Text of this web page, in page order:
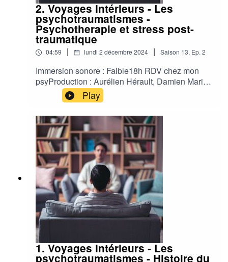
2. Voyages Intérieurs - Les
psychotraumatismes -
Psychotherapie et stress post-
traumatique
04:59 | lundi 2 décembre 2024 | Saison 13, Ep. 2
Immersion sonore : Faible18h RDV chez mon
psyProduction : Aurélien Hérault, Damien Maric,
Jean François TinardChargée de production :
Agathe LedeinAuteur : Danaë Holler et Solène
EkizianComédien : Benoit AllemaneStudio :
Contrechamp Studio Habillage Sonore :
Contrechamp Studio
Play
1. Voyages Intérieurs - Les
psychotraumatismes - Histoire du